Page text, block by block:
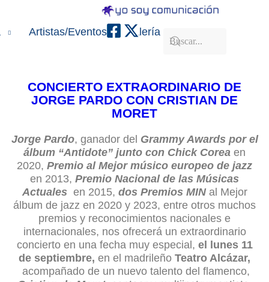
Artistas/Eventos Galería
CONCIERTO EXTRAORDINARIO DE
JORGE PARDO CON CRISTIAN DE
MORET
Jorge Pardo, ganador del GrammyAwards por el
álbum “Antidote” junto con Chick Corea en
2020, Premio al Mejor músico europeo de jazz
en 2013, Premio Nacional de las Músicas
Actuales en 2015, dos Premios MINal Mejor
álbum de jazz en 2020 y 2023, entre otros muchos
premios y reconocimientos nacionales e
internacionales, nos ofrecerá un extraordinario
concierto en una fecha muy especial, el lunes 11
de septiembre, en el madrileño Teatro Alcázar,
acompañado de un nuevo talento del flamenco,